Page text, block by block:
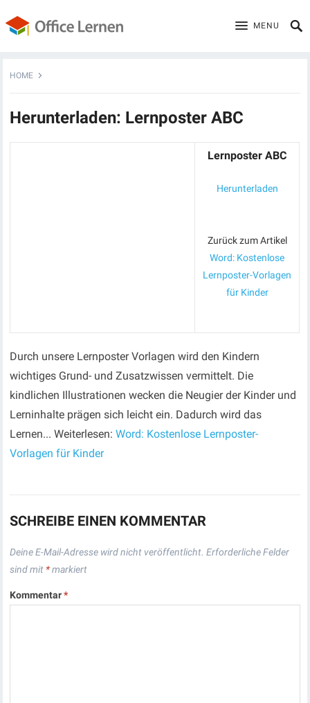
MENU
HOME
Herunterladen: Lernposter ABC
Lernposter ABC
Herunterladen
Zurück zum Artikel
Word: Kostenlose
Lernposter-Vorlagen
für Kinder
Durch unsere Lernposter Vorlagen wird den Kindern
wichtiges Grund- und Zusatzwissen vermittelt. Die
kindlichen Illustrationen wecken die Neugier der Kinder und
Lerninhalte prägen sich leicht ein. Dadurch wird das
Lernen... Weiterlesen:Word: Kostenlose Lernposter-
Vorlagen für Kinder
SCHREIBE EINEN KOMMENTAR
Deine E-Mail-Adresse wird nicht veröffentlicht. Erforderliche Felder
sind mit *markiert
Kommentar*